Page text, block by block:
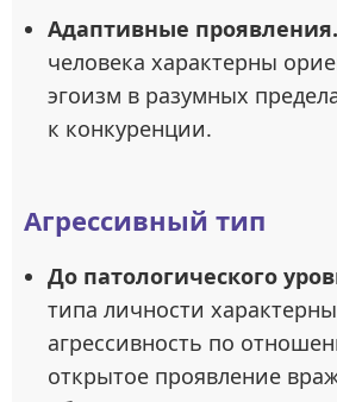
Адаптивные проявления.
человека характерны
эгоизм в разумных
к конкуренции.
Агрессивный тип
До патологического
типа личности
агрессивность по
открытое проявление